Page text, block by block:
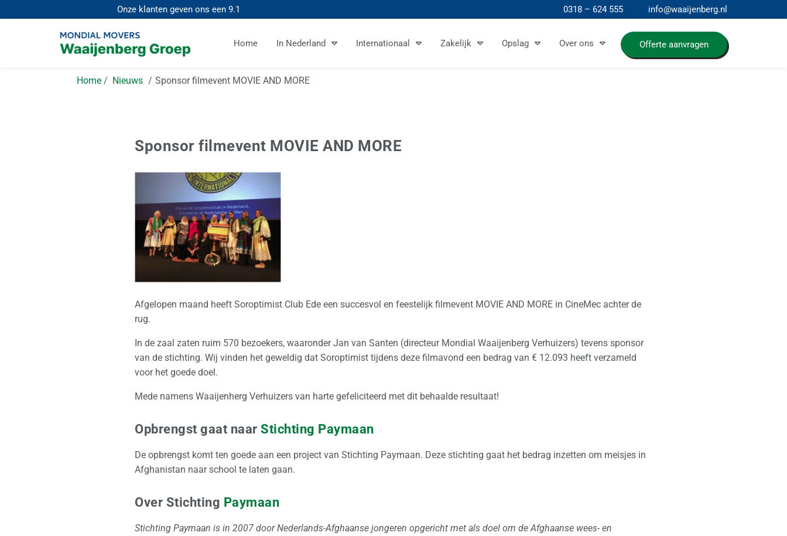
Onze klanten geven ons een9.1 0318 – 624 555 info@waaijenberg.nl
Home In Nederland Internationaal Zakelijk Opslag Over ons Offerte aanvragen
Home Nieuws Sponsor filmevent MOVIE AND MORE
Sponsor filmevent MOVIE AND MORE
Afgelopen maand heeft Soroptimist Club Ede een succesvol en feestelijk filmevent MOVIE AND MORE in CineMec achter de
rug.
In de zaal zaten ruim 570 bezoekers, waaronder Jan van Santen (directeur Mondial Waaijenberg Verhuizers) tevens sponsor
van de stichting. Wij vinden het geweldig dat Soroptimist tijdens deze filmavond een bedrag van € 12.093 heeft verzameld
voor het goede doel.
Mede namens Waaijenherg Verhuizers van harte gefeliciteerd met dit behaalde resultaat!
Opbrengst gaat naar Stichting Paymaan
De opbrengst komt ten goede aan een project van Stichting Paymaan. Deze stichting gaat het bedrag inzetten om meisjes in
Afghanistan naar school te laten gaan.
Over Stichting Paymaan
Stichting Paymaan is in 2007 door Nederlands-Afghaanse jongeren opgericht met als doel om de Afghaanse wees- en